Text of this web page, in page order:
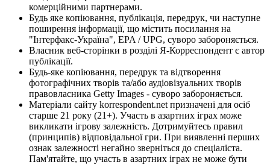
комерційними партнерами.
Будь яке копіювання, публікація, передрук, чи наступне
поширення інформації, що містить посилання на
"Інтерфакс-Україна", EPA / UPG, суворо забороняється.
Власник веб-сторінки в розділі Я-Корреспондент є автор
публікації.
Будь-яке копіювання, передрук та відтворення
фотографічних творів та/або аудіовізуальних творів
правовласника Getty Images - суворо забороняється.
Матеріали сайту korrespondent.net призначені для осіб
старше 21 року (21+). Участь в азартних іграх може
викликати ігрову залежність. Дотримуйтесь правил
(принципів) відповідальної гри. При виявленні перших
ознак залежності негайно зверніться до спеціаліста.
Пам'ятайте, що участь в азартних іграх не може бути